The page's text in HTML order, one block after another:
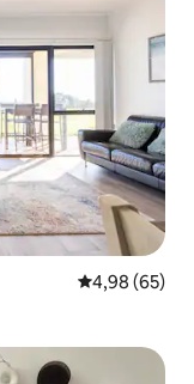
Gemiddelde
4,98 (65)